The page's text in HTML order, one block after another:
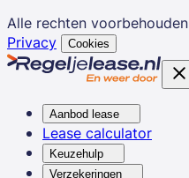
Alle rechten voorbehouden
Privacy
Cookies
Aanbod lease
Lease calculator
Keuzehulp
Verzekeringen